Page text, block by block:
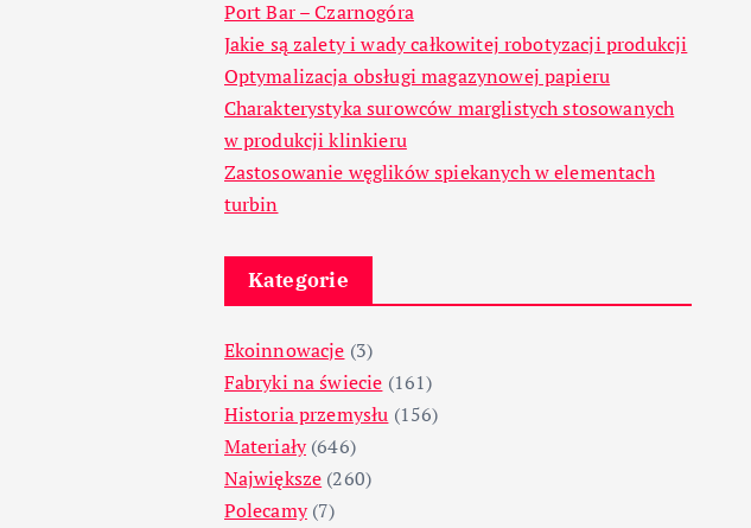
Port Bar – Czarnogóra
Jakie są zalety i wady całkowitej robotyzacji produkcji
Optymalizacja obsługi magazynowej papieru
Charakterystyka surowców marglistych stosowanych
w produkcji klinkieru
Zastosowanie węglików spiekanych w elementach
turbin
Kategorie
Ekoinnowacje (3)
Fabryki na świecie (161)
Historia przemysłu (156)
Materiały(646)
Największe (260)
Polecamy(7)